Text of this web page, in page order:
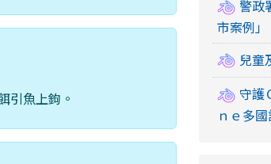
引魚上鉤。
警政
市案例」
兒童
守護
ｎｅ多